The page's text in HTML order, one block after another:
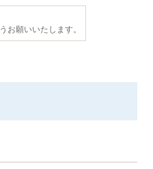
お願いいたします。